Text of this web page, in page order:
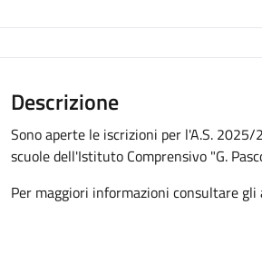
Descrizione
Sono aperte le iscrizioni per l'A.S.
scuole dell'Istituto Comprensivo "G.
Per maggiori informazioni consultare gli